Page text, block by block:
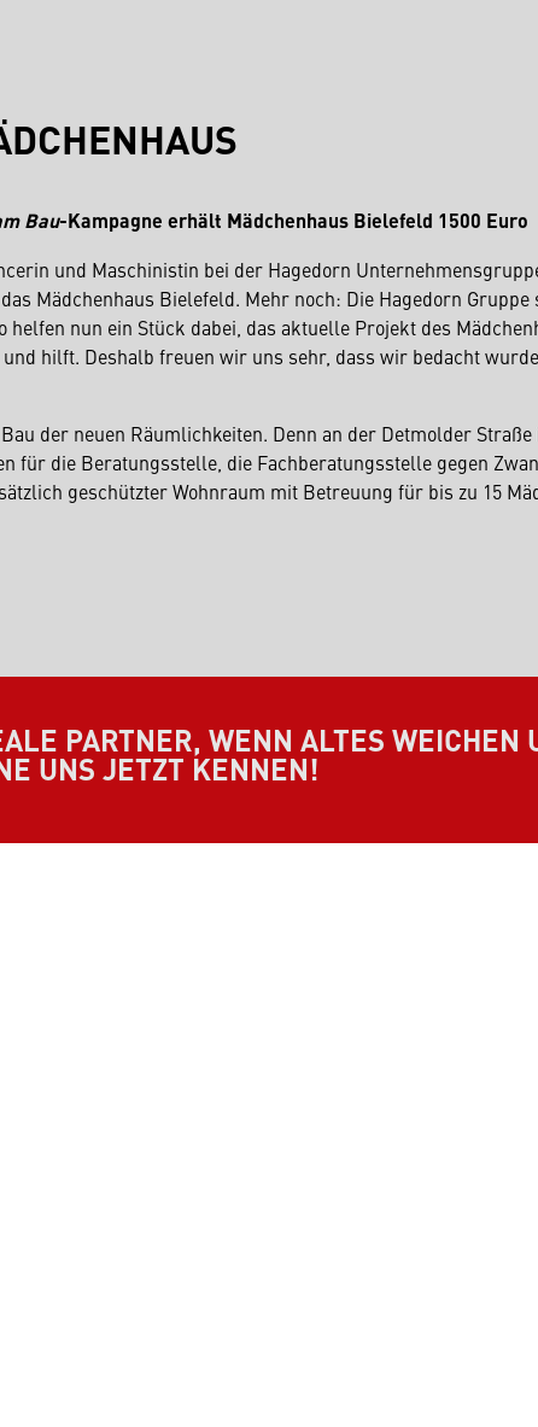
PARTNER, WENN ALTES WEICHEN
UNS JETZT KENNEN!
Bau-Kampagne erhält Mädchenhaus Bielefeld 1500 Euro
und Maschinistin bei der Hagedorn
Mädchenhaus Bielefeld. Mehr noch: Die Hagedorn
helfen nun ein Stück dabei, das aktuelle Projekt des
hilft. Deshalb freuen wir uns sehr, dass wir bedacht
der neuen Räumlichkeiten. Denn an der Detmolder
für die Beratungsstelle, die Fachberatungsstelle gegen
geschützter Wohnraum mit Betreuung für bis zu 15